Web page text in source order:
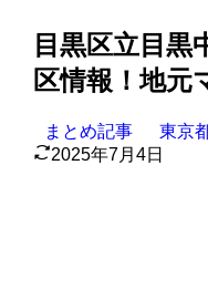
目黒区立目黒
区情報！地元
まとめ記事 東京
2025年7月4日